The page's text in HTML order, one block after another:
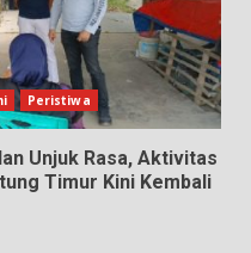
Peristiwa
Unjuk Rasa, Aktivitas
Timur Kini Kembali